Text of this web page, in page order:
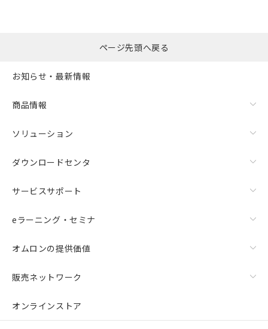
ページ先頭へ戻る
お知らせ・最新情報
商品情報
ソリューション
ダウンロードセンタ
サービスサポート
eラーニング・セミナ
オムロンの提供価値
販売ネットワーク
オンラインストア